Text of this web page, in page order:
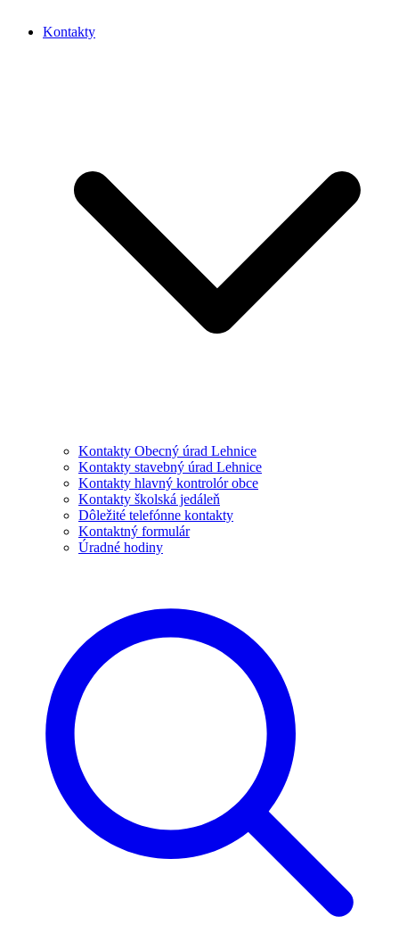
Kontakty
Kontakty Obecný úrad Lehnice
Kontakty stavebný úrad Lehnice
Kontakty hlavný kontrolór obce
Kontakty školská jedáleň
Dôležité telefónne kontakty
Kontaktný formulár
Úradné hodiny